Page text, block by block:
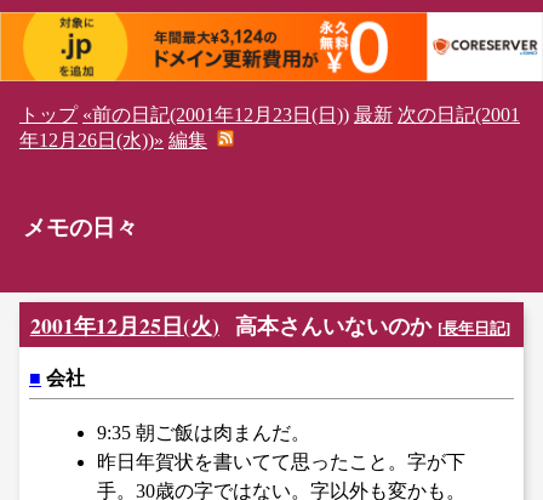
トップ «前の日記(2001年12月23日(日)) 最新 次の日記(2001
年12月26日(水))» 編集
メモの日々
2001年12月25日(火) 高本さんいないのか [長年日記]
■ 会社
9:35 朝ご飯は肉まんだ。
昨日年賀状を書いてて思ったこと。字が下
手。30歳の字ではない。字以外も変かも。